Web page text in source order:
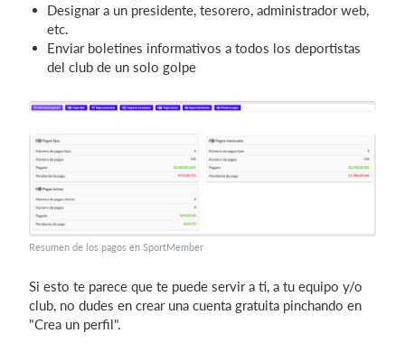
Designar a un presidente, tesorero, administrador web,
etc.
Enviar boletines informativos a todos los deportistas
del club de un solo golpe
Resumen de los pagos en SportMember
Si esto te parece que te puede servir a ti, a tu equipo y/o
club, no dudes en crear una cuenta gratuita pinchando en
"Crea un perfil".